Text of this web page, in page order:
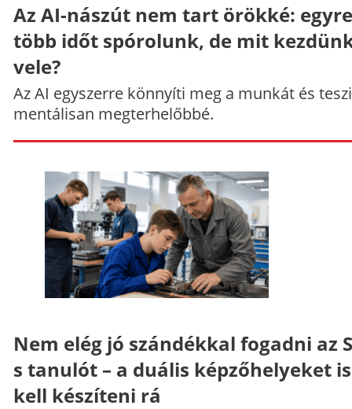
Az AI-nászút nem tart örökké: egyre
több időt spórolunk, de mit
vele?
Az AI egyszerre könnyíti meg a munkát és
mentálisan megterhelőbbé.
Nem elég jó szándékkal fogadni az
s tanulót – a duális képzőhelyeket
kell készíteni rá